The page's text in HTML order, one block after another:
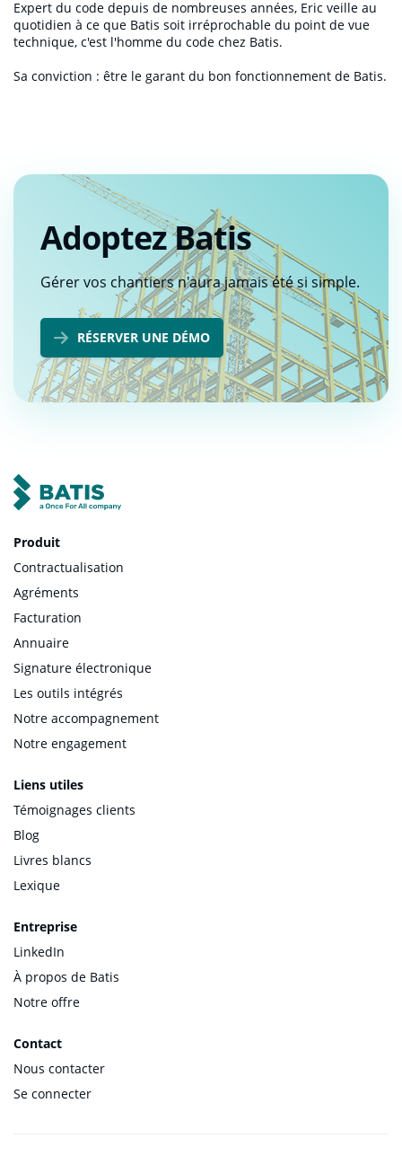
Expert du code depuis de nombreuses années, Eric veille au
quotidien à ce que Batis soit irréprochable du point de vue
technique, c'est l'homme du code chez Batis.
Sa conviction : être le garant du bon fonctionnement de Batis.
Adoptez Batis
Gérer vos chantiers n'aura jamais été si simple.
RÉSERVER UNE DÉMO
Produit
Contractualisation
Agréments
Facturation
Annuaire
Signature électronique
Les outils intégrés
Notre accompagnement
Notre engagement
Liens utiles
Témoignages clients
Blog
Livres blancs
Lexique
Entreprise
LinkedIn
À propos de Batis
Notre offre
Contact
Nous contacter
Se connecter